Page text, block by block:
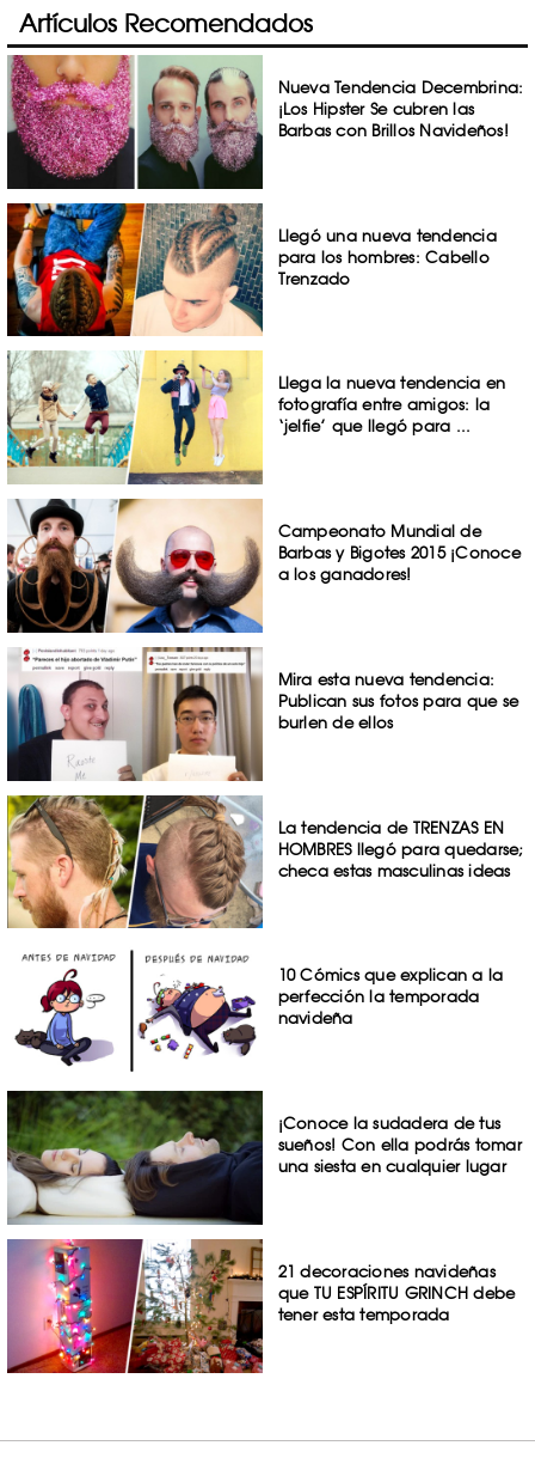
Artículos Recomendados
Nueva Tendencia Decembrina:
¡Los Hipster Se cubren las
Barbas con Brillos Navideños!
Llegó una nueva tendencia
para los hombres: Cabello
Trenzado
Llega la nueva tendencia en
fotografía entre amigos: la
‘jelfie’ que llegó para ...
Campeonato Mundial de
Barbas y Bigotes 2015 ¡Conoce
a los ganadores!
Mira esta nueva tendencia:
Publican sus fotos para que se
burlen de ellos
La tendencia de TRENZAS EN
HOMBRES llegó para quedarse;
checa estas masculinas ideas
10 Cómics que explican a la
perfección la temporada
navideña
¡Conoce la sudadera de tus
sueños! Con ella podrás tomar
una siesta en cualquier lugar
21 decoraciones navideñas
que TU ESPÍRITU GRINCH debe
tener esta temporada